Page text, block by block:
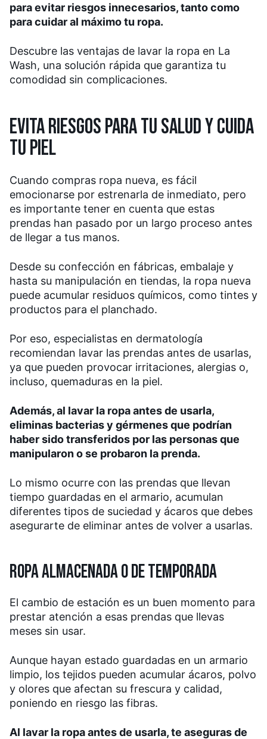
para evitar riesgos innecesarios, tanto como
para cuidar al máximo tu ropa.
Descubre las ventajas de lavar la ropa en La
Wash, una solución rápida que garantiza tu
comodidad sin complicaciones.
EVITA RIESGOS PARA TU SALUD Y CUIDA
TU PIEL
Cuando compras ropa nueva, es fácil
emocionarse por estrenarla de inmediato, pero
es importante tener en cuenta que estas
prendas han pasado por un largo proceso antes
de llegar a tus manos.
Desde su confección en fábricas, embalaje y
hasta su manipulación en tiendas, la ropa nueva
puede acumular residuos químicos, como tintes y
productos para el planchado.
Por eso, especialistas en dermatología
recomiendan lavar las prendas antes de usarlas,
ya que pueden provocar irritaciones, alergias o,
incluso, quemaduras en la piel.
Además, al lavar la ropa antes de usarla,
eliminas bacterias y gérmenes que podrían
haber sido transferidos por las personas que
manipularon o se probaron la prenda.
Lo mismo ocurre con las prendas que llevan
tiempo guardadas en el armario, acumulan
diferentes tipos de suciedad y ácaros que debes
asegurarte de eliminar antes de volver a usarlas.
ROPA ALMACENADA O DE TEMPORADA
El cambio de estación es un buen momento para
prestar atención a esas prendas que llevas
meses sin usar.
Aunque hayan estado guardadas en un armario
limpio, los tejidos pueden acumular ácaros, polvo
y olores que afectan su frescura y calidad,
poniendo en riesgo las fibras.
Al lavar la ropa antes de usarla, te aseguras de